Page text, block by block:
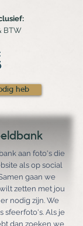
BTW
heb
aan foto's die
als op social
gaan we
zetten met jou
nodig zijn. We
sfeerfoto's. Als je
dan zoeken we